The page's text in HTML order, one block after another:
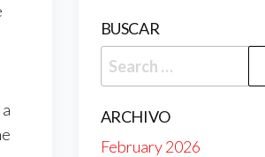
BUSCAR
Search
for:
ARCHIVO
February 2026